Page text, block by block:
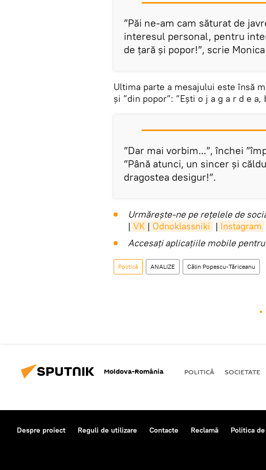
”Păi ne-am cam săturat de
interesul personal, pentru
de țară și popor!”, scrie
Ultima parte a mesajului este însă
și ”din popor”: ”Ești o j a g a r d e a,
”Dar mai vorbim...”, închei
”Până atunci, un sincer și
dragostea desigur!”.
Urmărește-ne pe rețelele de
| VK | Odnoklassniki | Instagram
Accesaţi aplicaţiile mobile pentru
Politică ANALIZE Călin Popescu-Tăriceanu
Moldova-România POLITICĂ SOCIETATE
Despre proiect Reguli de utilizare Contacte Reclamă Politica